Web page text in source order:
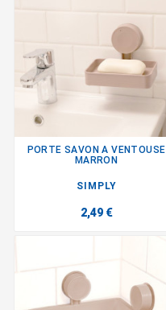
PORTE SAVON A VENTOUSE
MARRON
SIMPLY
2,49 €